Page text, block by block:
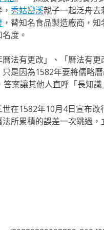
秀姑巒溪親子一起泛舟去​
，替知名食品製造廠商，
度。
法有更改」、「曆法有
是因為1582年要將儒略
案讓其他人直呼「長知識
在1582年10月4日宣布改
所累積的誤差一次跳過，